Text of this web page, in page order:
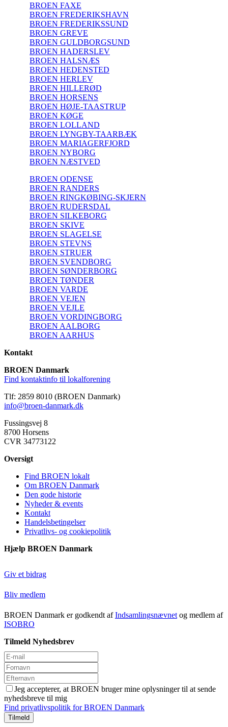
BROEN FAXE
BROEN FREDERIKSHAVN
BROEN FREDERIKSSUND
BROEN GREVE
BROEN GULDBORGSUND
BROEN HADERSLEV
BROEN HALSNÆS
BROEN HEDENSTED
BROEN HERLEV
BROEN HILLERØD
BROEN HORSENS
BROEN HØJE-TAASTRUP
BROEN KØGE
BROEN LOLLAND
BROEN LYNGBY-TAARBÆK
BROEN MARIAGERFJORD
BROEN NYBORG
BROEN NÆSTVED
BROEN ODENSE
BROEN RANDERS
BROEN RINGKØBING-SKJERN
BROEN RUDERSDAL
BROEN SILKEBORG
BROEN SKIVE
BROEN SLAGELSE
BROEN STEVNS
BROEN STRUER
BROEN SVENDBORG
BROEN SØNDERBORG
BROEN TØNDER
BROEN VARDE
BROEN VEJEN
BROEN VEJLE
BROEN VORDINGBORG
BROEN AALBORG
BROEN AARHUS
Kontakt
BROEN Danmark
Find kontaktinfo til lokalforening
Tlf: 2859 8010 (BROEN Danmark)
info@broen-danmark.dk
Fussingsvej 8
8700 Horsens
CVR 34773122
Oversigt
Find BROEN lokalt
Om BROEN Danmark
Den gode historie
Nyheder & events
Kontakt
Handelsbetingelser
Privatlivs- og cookiepolitik
Hjælp BROEN Danmark
Giv et bidrag
Bliv medlem
BROEN Danmark er godkendt afIndsamlingsnævnet og medlem af
ISOBRO
Tilmeld Nyhedsbrev
Jeg accepterer, at BROEN bruger mine oplysninger til at sende
nyhedsbreve til mig
Find privatlivspolitik for BROEN Danmark